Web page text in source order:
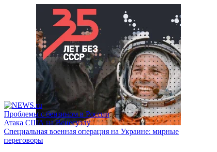
Проблемы с бензином в России
Атака США на Венесуэлу
Специальная военная операция на Украине: мирные
переговоры